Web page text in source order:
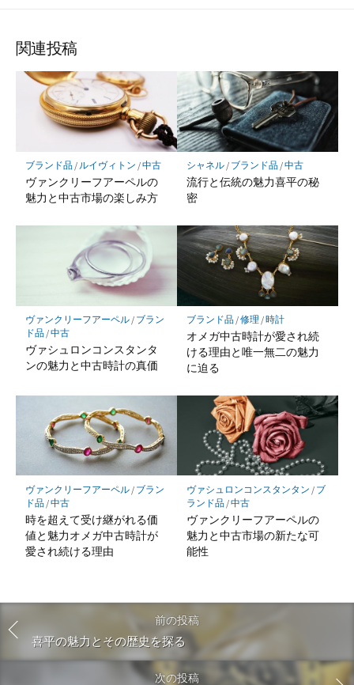
関連投稿
ブランド品/ ルイヴィトン /中古
ヴァンクリーフアーペルの
魅力と中古市場の楽しみ方
シャネル/ ブランド品/中古
流行と伝統の魅力喜平の秘
密
ヴァンクリーフアーペル/ ブラン
ド品/中古
ヴァシュロンコンスタンタ
ンの魅力と中古時計の真価
ブランド品/修理 /時計
オメガ中古時計が愛され続
ける理由と唯一無二の魅力
に迫る
ヴァンクリーフアーペル/ ブラン
ド品/中古
時を超えて受け継がれる価
値と魅力オメガ中古時計が
愛され続ける理由
ヴァシュロンコンスタンタン / ブ
ランド品/中古
ヴァンクリーフアーペルの
魅力と中古市場の新たな可
能性
前の投稿
喜平の魅力とその歴史を探る
次の投稿